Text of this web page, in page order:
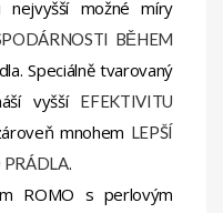
nejvyšší možné míry
BĚHEM
Speciálně tvarovaný
vyšší EFEKTIVITU
mnohem LEPŠÍ
PRÁDLA.
ROMO s perlovým